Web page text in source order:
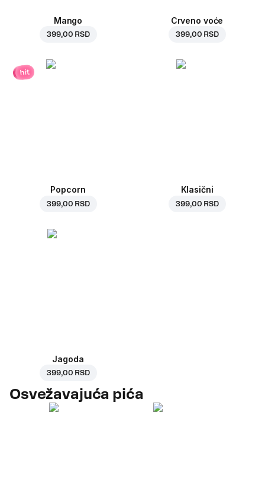
Mango
399,00 RSD
Crveno voće
399,00 RSD
hit
Popcorn
399,00 RSD
Klasični
399,00 RSD
Jagoda
399,00 RSD
Osvežavajuća pića